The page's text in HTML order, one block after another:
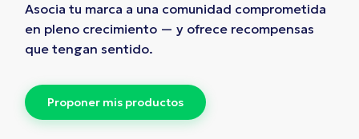
Asocia tu marca a una comunidad comprometida
en pleno crecimiento — y ofrece recompensas
que tengan sentido.
Proponer mis productos